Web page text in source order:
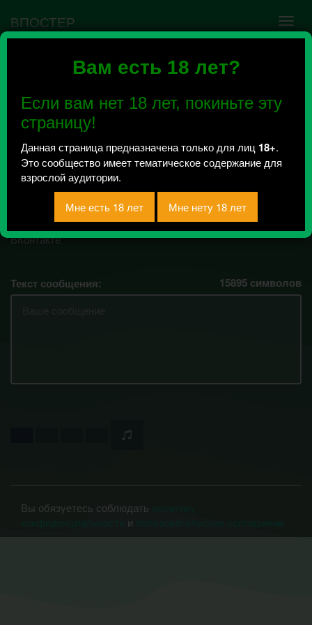
Вам есть 18 лет?
Если вам нет 18 лет, покиньте эту
страницу!
Данная страница предназначена только для лиц 18+.
Это сообщество имеет тематическое содержание для
взрослой аудитории.
ВПОСТЕР
Ошибка VK API #5
сообщества нужно авторизоваться на сервисе
повторно.
Пикаперы | Чита +18
Всего 151, за сегодня 0 сообщений
отправлено / Рейтинг 23.5
Текст сообщения: 15895 символов
Вы обязуетесь соблюдать
и